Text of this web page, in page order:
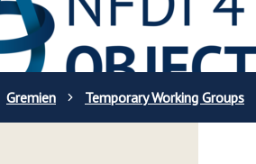
Gremien Temporary Working Groups